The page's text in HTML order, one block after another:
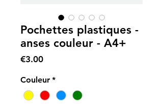
Pochettes plastiques -
anses couleur - A4+
€3.00Price
Couleur *